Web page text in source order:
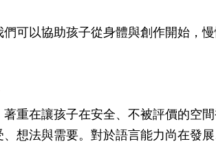
可以協助孩子從身體與創作開始，
重在讓孩子在安全、不被評價的空
想法與需要。對於語言能力尚在發